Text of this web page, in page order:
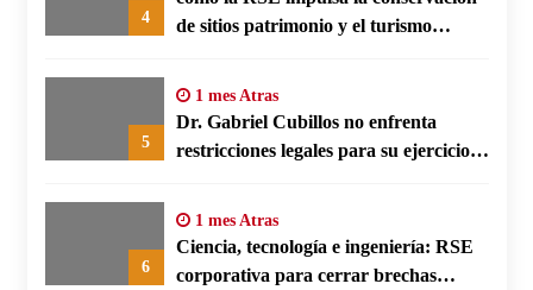
4
de sitios patrimonio y el turismo
5
1 mes Atras
Dr. Gabriel Cubillos no enfrenta
restricciones legales para su ejercicio,
6
1 mes Atras
Ciencia, tecnología e ingeniería: RSE
corporativa para cerrar brechas